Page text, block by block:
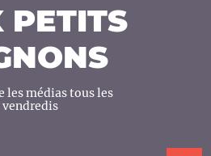
PETITS
les médias tous les
vendredis